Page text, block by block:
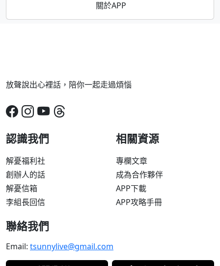
關於APP
放聲說出心裡話，陪你一起走過煩惱
認識我們
解憂福利社
創辦人的話
解憂信箱
李組長回信
相關資源
專欄文章
成為合作夥伴
APP下載
APP攻略手冊
聯絡我們
Email: tsunnylive@gmail.com